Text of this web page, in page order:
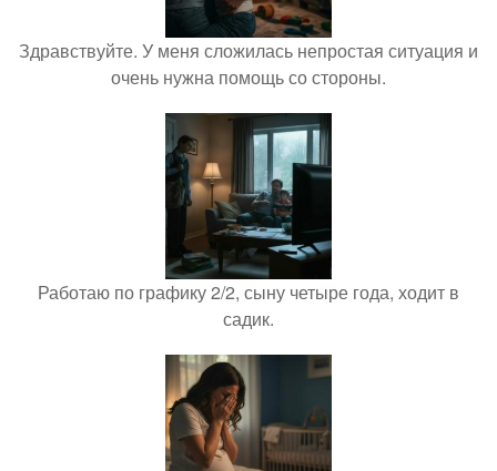
Здравствуйте. У меня сложилась непростая ситуация и
очень нужна помощь со стороны.
Работаю по графику 2/2, сыну четыре года, ходит в
садик.